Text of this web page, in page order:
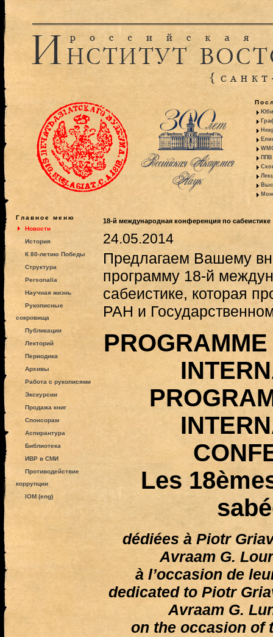
ППВ
Главное меню
Новости
История
К 80-летию Победы
Структура
Personalia
Научная жизнь
Рукописные
сокровища
Публикации
Лекторий
Периодика
Архивы
Работа с рукописями
Экскурсии
Продажа книг
Спонсорам
Аспирантура
Библиотека
ИВР в СМИ
Противодействие
коррупции
IOM (eng)
18-й международная конференция по сабеистике
24.05.2014
Предлагаем Вашему
программу 18-й
сабеистике, которая
РАН и
Les
dédiées à Piotr
Avraam G.
à l’occasion de
dedicated to Piotr
Avraam G.
on the occasion of